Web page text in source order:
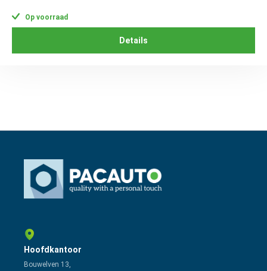
Op voorraad
Details
Hoofdkantoor
Bouwelven 13,